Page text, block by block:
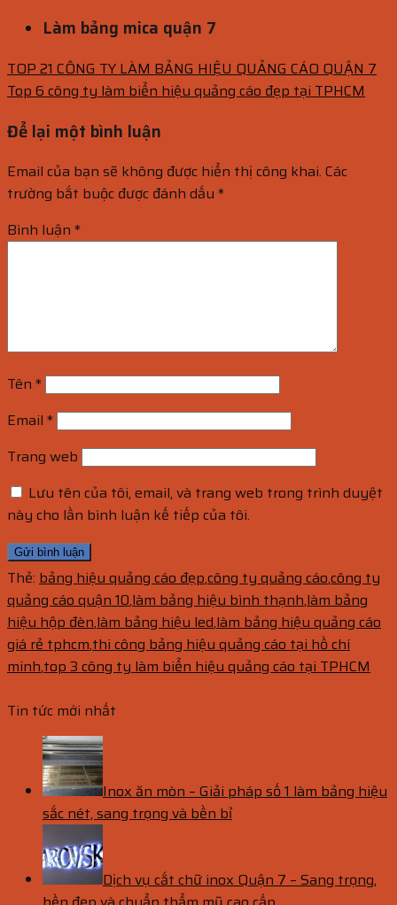
Làm bảng mica quận 7
TOP 21 CÔNG TY LÀM BẢNG HIỆU QUẢNG CÁO QUẬN 7
Top 6 công ty làm biển hiệu quảng cáo đẹp tại TPHCM
Để lại một bình luận
Email của bạn sẽ không được hiển thị công khai. Các
trường bắt buộc được đánh dấu *
Bình luận *
Tên *
Email *
Trang web
Lưu tên của tôi, email, và trang web trong trình duyệt
này cho lần bình luận kế tiếp của tôi.
Thẻ: bảng hiệu quảng cáo đẹp,công ty quảng cáo,công ty
quảng cáo quận 10,làm bảng hiệu bình thạnh,làm bảng
hiệu hộp đèn,làm bảng hiệu led,làm bảng hiệu quảng cáo
giá rẻ tphcm,thi công bảng hiệu quảng cáo tại hồ chí
minh,top 3 công ty làm biển hiệu quảng cáo tại TPHCM
Tin tức mới nhất
Inox ăn mòn – Giải pháp số 1 làm bảng hiệu
sắc nét, sang trọng và bền bỉ
Dịch vụ cắt chữ inox Quận 7 – Sang trọng,